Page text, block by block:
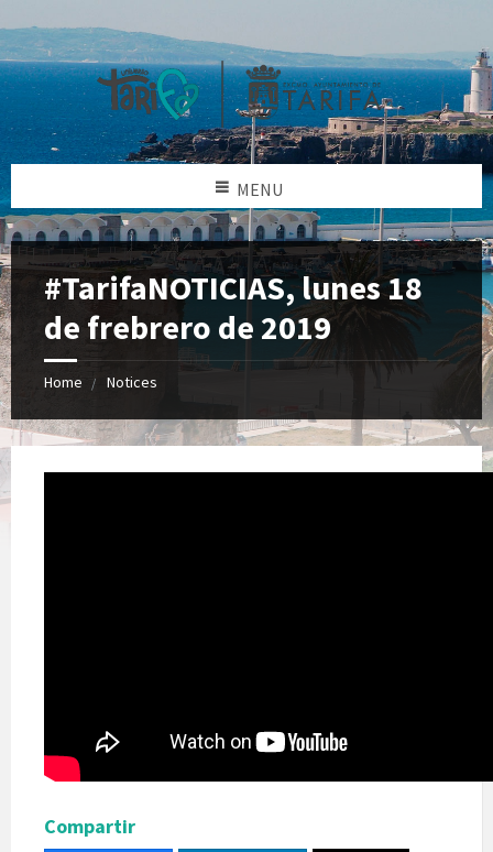
MENU
#TarifaNOTICIAS, lunes 18
de frebrero de 2019
Home Notices
Compartir